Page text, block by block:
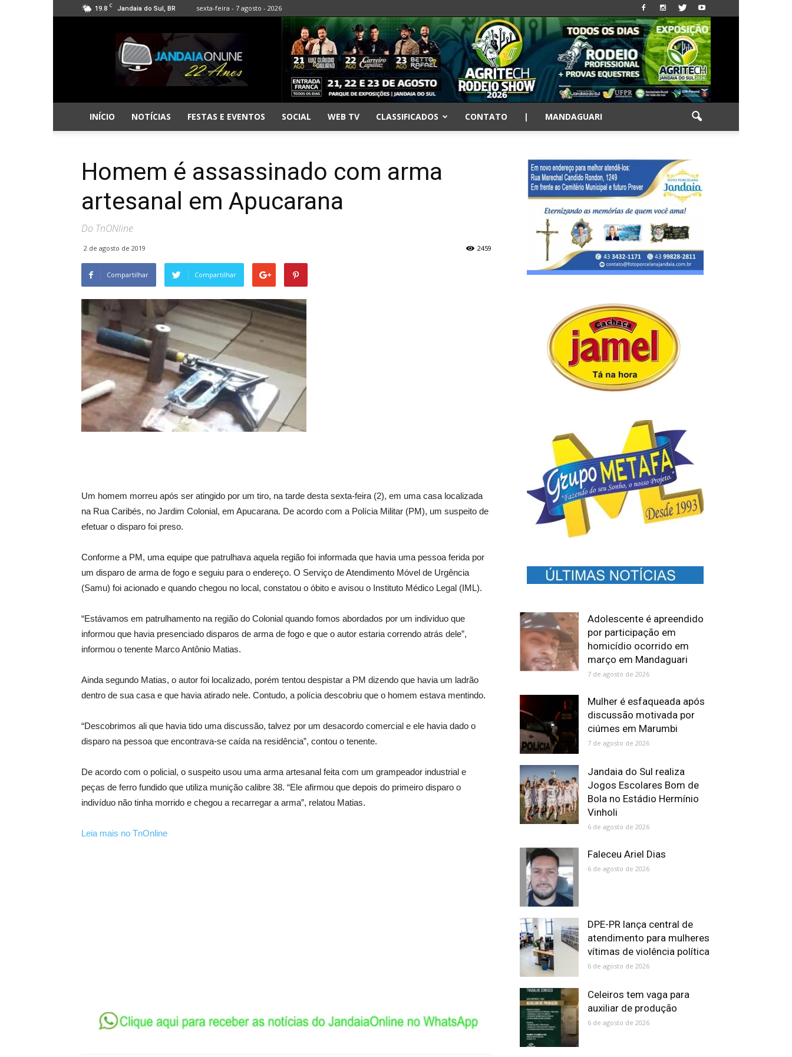
19.8 C Jandaia do Sul, BR sexta-feira - 7 agosto - 2026
Jandaia
Online
INÍCIO NOTÍCIAS FESTAS E EVENTOS SOCIAL WEB TV CLASSIFICADOS CONTATO | MANDAGUARI
Homem é assassinado com arma
artesanal em Apucarana
Do TnONline
2 de agosto de 2019 2459
Compartilhar Compartilhar
Um homem morreu após ser atingido por um tiro, na tarde desta sexta-feira (2), em uma casa localizada
na Rua Caribés, no Jardim Colonial, em Apucarana. De acordo com a Polícia Militar (PM), um suspeito de
efetuar o disparo foi preso.
Conforme a PM, uma equipe que patrulhava aquela região foi informada que havia uma pessoa ferida por
um disparo de arma de fogo e seguiu para o endereço. O Serviço de Atendimento Móvel de Urgência
(Samu) foi acionado e quando chegou no local, constatou o óbito e avisou o Instituto Médico Legal (IML).
“Estávamos em patrulhamento na região do Colonial quando fomos abordados por um individuo que
informou que havia presenciado disparos de arma de fogo e que o autor estaria correndo atrás dele”,
informou o tenente Marco Antônio Matias.
Ainda segundo Matias, o autor foi localizado, porém tentou despistar a PM dizendo que havia um ladrão
dentro de sua casa e que havia atirado nele. Contudo, a polícia descobriu que o homem estava mentindo.
“Descobrimos ali que havia tido uma discussão, talvez por um desacordo comercial e ele havia dado o
disparo na pessoa que encontrava-se caída na residência”, contou o tenente.
De acordo com o policial, o suspeito usou uma arma artesanal feita com um grampeador industrial e
peças de ferro fundido que utiliza munição calibre 38. “Ele afirmou que depois do primeiro disparo o
indivíduo não tinha morrido e chegou a recarregar a arma”, relatou Matias.
Leia mais no TnOnline
Adolescente é apreendido
por participação em
homicídio ocorrido em
março em Mandaguari
7 de agosto de 2026
Mulher é esfaqueada após
discussão motivada por
ciúmes em Marumbi
7 de agosto de 2026
Jandaia do Sul realiza
Jogos Escolares Bom de
Bola no Estádio Hermínio
Vinholi
6 de agosto de 2026
Faleceu Ariel Dias
6 de agosto de 2026
DPE-PR lança central de
atendimento para mulheres
vítimas de violência política
6 de agosto de 2026
Celeiros tem vaga para
auxiliar de produção
6 de agosto de 2026